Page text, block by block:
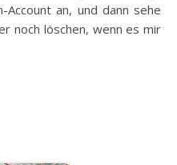
an, und dann sehe
noch löschen, wenn es mir